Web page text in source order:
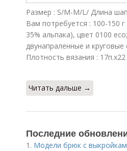
Размер : S/M-M/L/ Длина
Вам потребуется : 100-150
35% альпака), цвет 0100 eco;
двунапраленные и
Плотность вязания :
Читать дальше →
Последние
1. Модели брюк с